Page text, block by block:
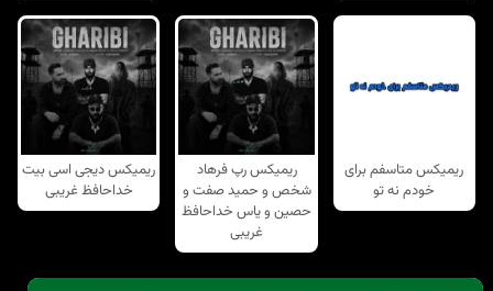
ریمیکس متاسفم برای
خودم نه تو
ریمیکس رپ فرهاد
شخص و حمید صفت و
حصین و یاس خداحافظ
غریبی
ریمیکس دیجی اسی بیت
خداحافظ غریبی